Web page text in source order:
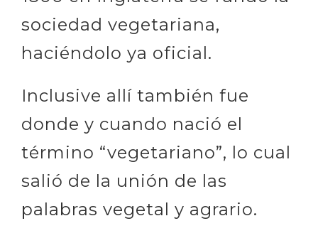
sociedad vegetariana,
haciéndolo ya oficial.
Inclusive allí también fue
donde y cuando nació el
término “vegetariano”, lo cual
salió de la unión de las
palabras vegetal y agrario.